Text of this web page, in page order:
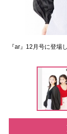
『ar』12月号に登場